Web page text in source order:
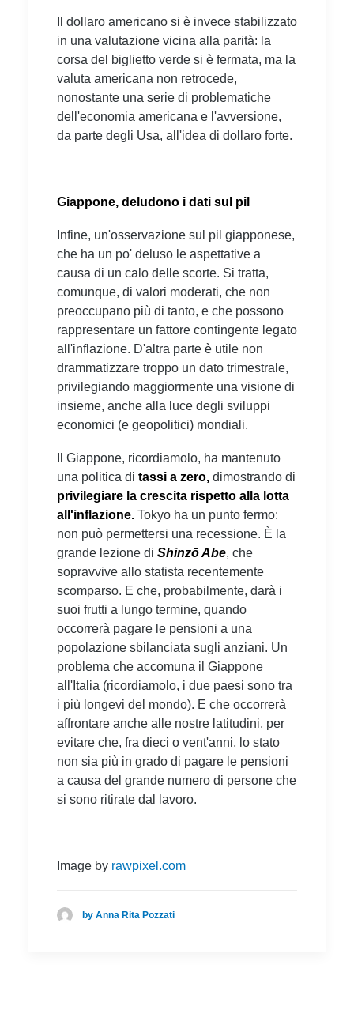
Il dollaro americano si è invece stabilizzato
in una valutazione vicina alla parità: la
corsa del biglietto verde si è fermata, ma la
valuta americana non retrocede,
nonostante una serie di problematiche
dell'economia americana e l'avversione,
da parte degli Usa, all'idea di dollaro forte.
Giappone, deludono i dati sul pil
Infine, un'osservazione sul pil giapponese,
che ha un po' deluso le aspettative a
causa di un calo delle scorte. Si tratta,
comunque, di valori moderati, che non
preoccupano più di tanto, e che possono
rappresentare un fattore contingente legato
all'inflazione. D'altra parte è utile non
drammatizzare troppo un dato trimestrale,
privilegiando maggiormente una visione di
insieme, anche alla luce degli sviluppi
economici (e geopolitici) mondiali.
Il Giappone, ricordiamolo, ha mantenuto
una politica di tassi a zero, dimostrando di
privilegiare la crescita rispetto alla lotta
all'inflazione. Tokyo ha un punto fermo:
non può permettersi una recessione. È la
grande lezione di Shinzō Abe, che
sopravvive allo statista recentemente
scomparso. E che, probabilmente, darà i
suoi frutti a lungo termine, quando
occorrerà pagare le pensioni a una
popolazione sbilanciata sugli anziani. Un
problema che accomuna il Giappone
all'Italia (ricordiamolo, i due paesi sono tra
i più longevi del mondo). E che occorrerà
affrontare anche alle nostre latitudini, per
evitare che, fra dieci o vent'anni, lo stato
non sia più in grado di pagare le pensioni
a causa del grande numero di persone che
si sono ritirate dal lavoro.
Image by rawpixel.com
by Anna Rita Pozzati